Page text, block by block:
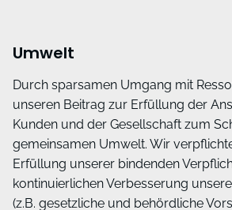
Umwelt
Durch sparsamen Umgang mit
unseren Beitrag zur Erfüllung der
Kunden und der Gesellschaft zum
gemeinsamen Umwelt. Wir
Erfüllung unserer bindenden
kontinuierlichen Verbesserung
(z.B. gesetzliche und behördliche